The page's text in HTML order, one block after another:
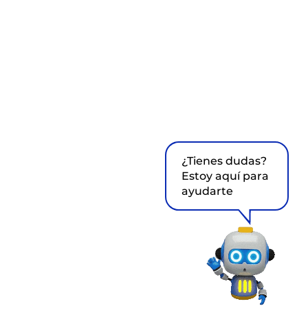
¿Tienes dudas?
Estoy aquí para
ayudarte